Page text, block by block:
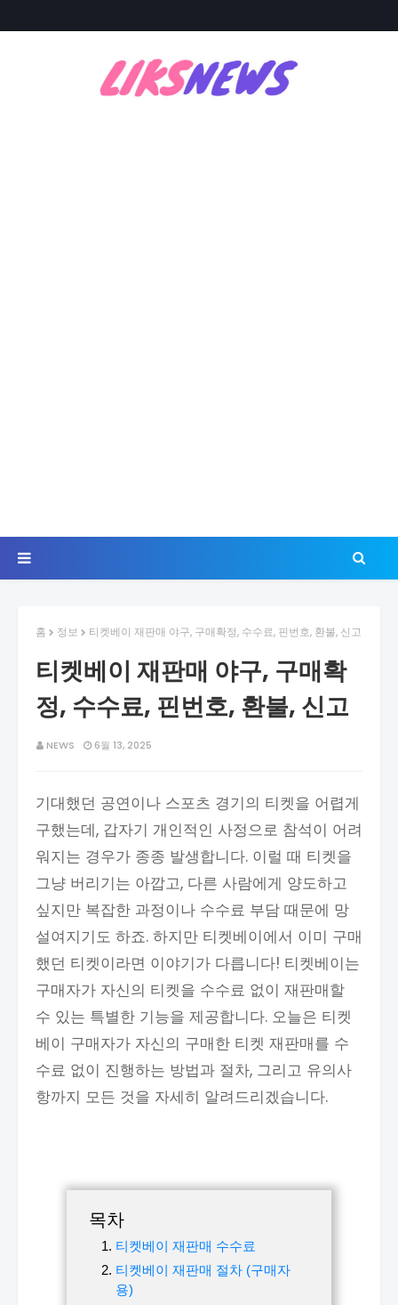
홈 정보 티켓베이 재판매 야구, 구매확정, 수수료, 핀번호, 환불, 신고
티켓베이 재판매 야구, 구매확
정, 수수료, 핀번호, 환불, 신고
NEWS 6월 13, 2025
기대했던 공연이나 스포츠 경기의 티켓을 어렵게
구했는데, 갑자기 개인적인 사정으로 참석이 어려
워지는 경우가 종종 발생합니다. 이럴 때 티켓을
그냥 버리기는 아깝고, 다른 사람에게 양도하고
싶지만 복잡한 과정이나 수수료 부담 때문에 망
설여지기도 하죠. 하지만 티켓베이에서 이미 구매
했던 티켓이라면 이야기가 다릅니다! 티켓베이는
구매자가 자신의 티켓을 수수료 없이 재판매할
수 있는 특별한 기능을 제공합니다. 오늘은 티켓
베이 구매자가 자신의 구매한 티켓 재판매를 수
수료 없이 진행하는 방법과 절차, 그리고 유의사
항까지 모든 것을 자세히 알려드리겠습니다.
목차
티켓베이 재판매 수수료
티켓베이 재판매 절차 (구매자
용)